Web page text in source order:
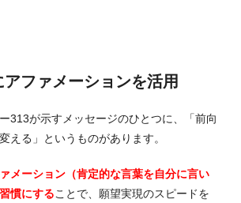
ファメーションを活用
313が示すメッセージのひとつに、「前向
える」というものがあります。
メーション（肯定的な言葉を自分に言い
慣にすることで、願望実現のスピードを